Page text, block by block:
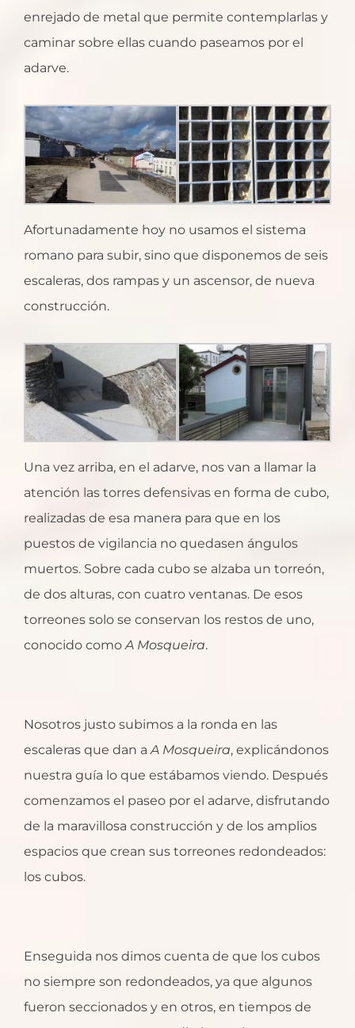
enrejado de metal que permite contemplarlas y
caminar sobre ellas cuando paseamos por el
adarve.
Afortunadamente hoy no usamos el sistema
romano para subir, sino que disponemos de seis
escaleras, dos rampas y un ascensor, de nueva
construcción.
Una vez arriba, en el adarve, nos van a llamar la
atención las torres defensivas en forma de cubo,
realizadas de esa manera para que en los
puestos de vigilancia no quedasen ángulos
muertos. Sobre cada cubo se alzaba un torreón,
de dos alturas, con cuatro ventanas. De esos
torreones solo se conservan los restos de uno,
conocido comoA Mosqueira.
Nosotros justo subimos a la ronda en las
escaleras que dan aA Mosqueira, explicándonos
nuestra guía lo que estábamos viendo. Después
comenzamos el paseo por el adarve, disfrutando
de la maravillosa construcción y de los amplios
espacios que crean sus torreones redondeados:
los cubos.
Enseguida nos dimos cuenta de que los cubos
no siempre son redondeados, ya que algunos
fueron seccionados y en otros, en tiempos de